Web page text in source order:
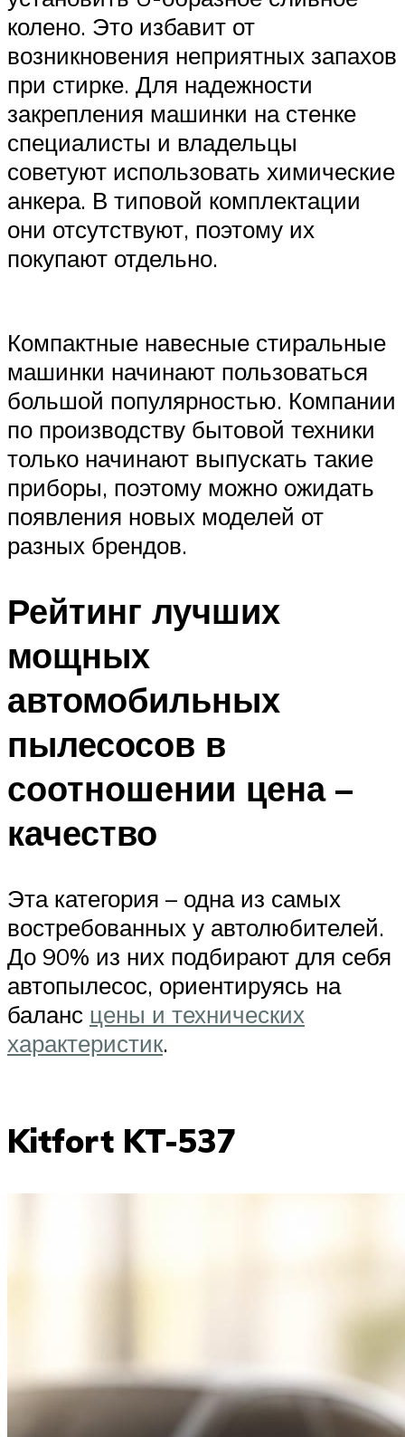
колено. Это избавит от
возникновения неприятных запахов
при стирке. Для надежности
закрепления машинки на стенке
специалисты и владельцы
советуют использовать химические
анкера. В типовой комплектации
они отсутствуют, поэтому их
покупают отдельно.
Компактные навесные стиральные
машинки начинают пользоваться
большой популярностью. Компании
по производству бытовой техники
только начинают выпускать такие
приборы, поэтому можно ожидать
появления новых моделей от
разных брендов.
Рейтинг лучших
мощных
автомобильных
пылесосов в
соотношении цена –
качество
Эта категория – одна из самых
востребованных у автолюбителей.
До 90% из них подбирают для себя
автопылесос, ориентируясь на
баланс цены и технических
характеристик.
Kitfort KT-537